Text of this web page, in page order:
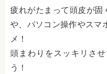
疲れがたまって頭皮が固
や、パソコン操作やスマ
メ！
頭まわりをスッキリさ
う！